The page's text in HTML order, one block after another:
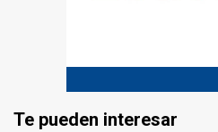
Te pueden interesar